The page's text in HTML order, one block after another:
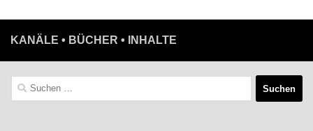
KANÄLE • BÜCHER • INHALTE
Suchen
nach: